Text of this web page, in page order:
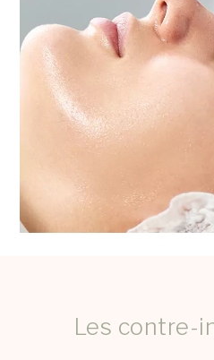
Les contre-